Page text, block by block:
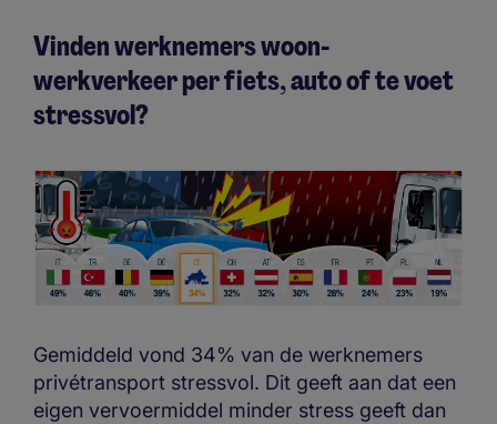
Vinden werknemers woon-
werkverkeer per fiets, auto of te voet
stressvol?
Gemiddeld vond 34% van de werknemers
privétransport stressvol. Dit geeft aan dat een
eigen vervoermiddel minder stress geeft dan